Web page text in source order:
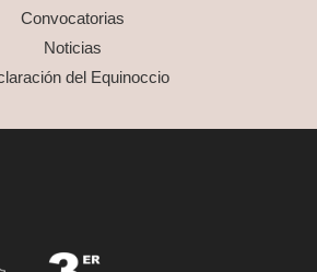
Convocatorias
Noticias
del Equinoccio